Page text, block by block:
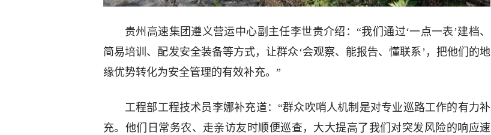
贵州高速集团遵义营运中心副主任李世贵介绍：“我们通过‘一点一表’建档、
简易培训、配发安全装备等方式，让群众‘会观察、能报告、懂联系’，把他们的地
缘优势转化为安全管理的有效补充。”
工程部工程技术员李娜补充道：“群众吹哨人机制是对专业巡路工作的有力补
充。他们日常务农、走亲访友时顺便巡查，大大提高了我们对突发风险的响应速